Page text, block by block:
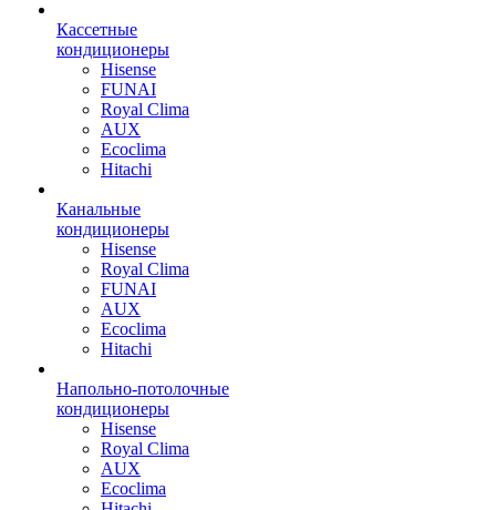
Кассетные
кондиционеры
Hisense
FUNAI
Royal Clima
AUX
Ecoclima
Hitachi
Канальные
кондиционеры
Hisense
Royal Clima
FUNAI
AUX
Ecoclima
Hitachi
Напольно-потолочные
кондиционеры
Hisense
Royal Clima
AUX
Ecoclima